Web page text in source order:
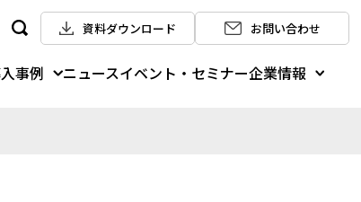
資料ダウンロード お問い合わせ
事例 ニュースイベント・セミナー企業情報